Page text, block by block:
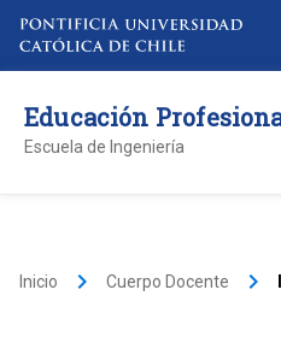
Educación
Escuela de Ingeniería
Inicio keyboard_arrow_right Cuerpo Docente keyboard_arrow_right